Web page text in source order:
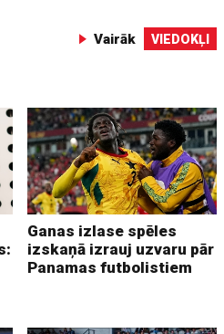
Vairāk VIEDOKĻI
Ganas izlase spēles
izskaņā izrauj uzvaru pār
Panamas futbolistiem